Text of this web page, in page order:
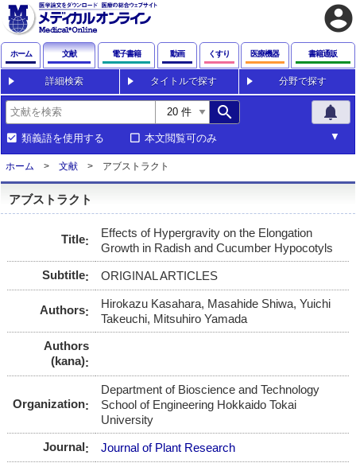
account_circle
ホーム 文献 電子書籍 動画 くすり 医療機器 書籍通販
詳細検索 タイトルで探す 分野で探す
search notifications
類義語を使用する 本文閲覧可のみ
ホーム 文献 アブストラクト
アブストラクト
Title
Effects of Hypergravity on the Elongation
Growth in Radish and Cucumber Hypocotyls
Subtitle
ORIGINAL ARTICLES
Authors
Hirokazu Kasahara, Masahide Shiwa, Yuichi
Takeuchi, Mitsuhiro Yamada
Authors
(kana)
Organization
Department of Bioscience and Technology
School of Engineering Hokkaido Tokai
University
Journal
Journal of Plant Research